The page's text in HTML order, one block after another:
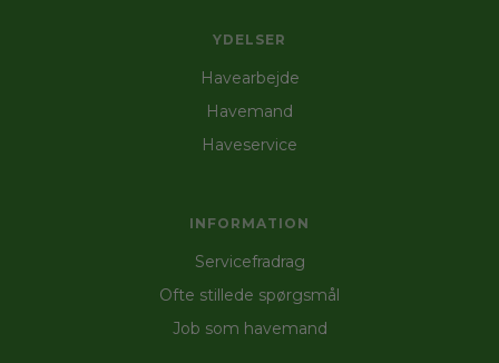
YDELSER
Havearbejde
Havemand
Haveservice
INFORMATION
Servicefradrag
Ofte stillede spørgsmål
Job som havemand